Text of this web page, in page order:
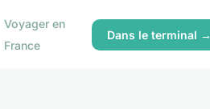
Voyager en
France
Dans le terminal →